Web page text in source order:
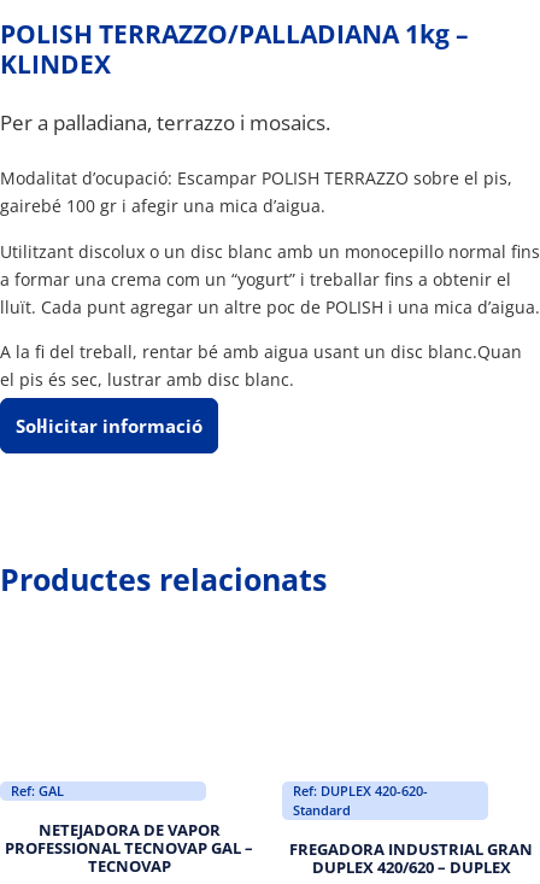
POLISH TERRAZZO/PALLADIANA 1kg –
KLINDEX
Per a palladiana, terrazzo i mosaics.
Modalitat d’ocupació: Escampar POLISH TERRAZZO sobre el pis,
gairebé 100 gr i afegir una mica d’aigua.
Utilitzant discolux o un disc blanc amb un monocepillo normal fins
a formar una crema com un “yogurt” i treballar fins a obtenir el
lluït. Cada punt agregar un altre poc de POLISH i una mica d’aigua.
A la fi del treball, rentar bé amb aigua usant un disc blanc.Quan
el pis és sec, lustrar amb disc blanc.
Sol·licitar informació
Productes relacionats
Ref: GAL
NETEJADORA DE VAPOR
PROFESSIONAL TECNOVAP GAL –
TECNOVAP
Ref: DUPLEX 420-620-
Standard
FREGADORA INDUSTRIAL GRAN
DUPLEX 420/620 – DUPLEX